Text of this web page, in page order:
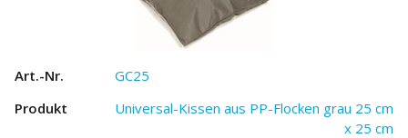
GC25
Universal-Kissen aus PP-Flocken grau 25 cm
x 25 cm